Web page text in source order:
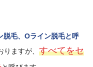
脱毛、Oライン脱毛と呼
りますが、 すべてをセ